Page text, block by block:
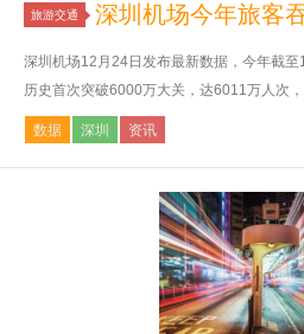
旅游交通 深圳机场今年旅客
深圳机场12月24日发布最新数据，今年截
历史首次突破6000万大关，达6011万人次
数据 深圳 资讯